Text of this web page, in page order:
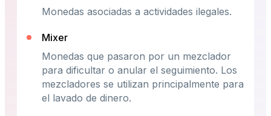
Monedas asociadas a actividades ilegales.
Mixer
Monedas que pasaron por un mezclador
para dificultar o anular el seguimiento. Los
mezcladores se utilizan principalmente para
el lavado de dinero.